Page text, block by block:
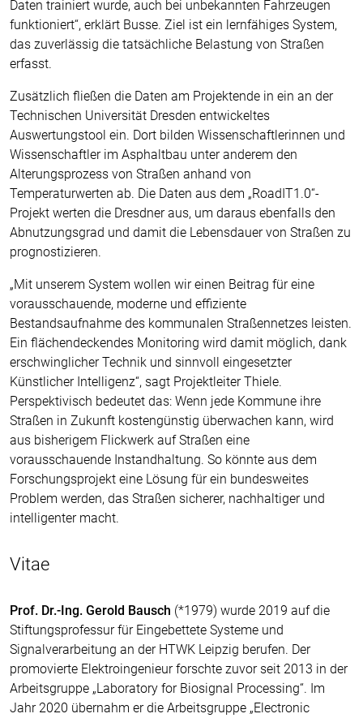
Daten trainiert wurde, auch bei unbekannten Fahrzeugen
funktioniert“, erklärt Busse. Ziel ist ein lernfähiges System,
das zuverlässig die tatsächliche Belastung von Straßen
erfasst.
Zusätzlich fließen die Daten am Projektende in ein an der
Technischen Universität Dresden entwickeltes
Auswertungstool ein. Dort bilden Wissenschaftlerinnen und
Wissenschaftler im Asphaltbau unter anderem den
Alterungsprozess von Straßen anhand von
Temperaturwerten ab. Die Daten aus dem „RoadIT1.0“-
Projekt werten die Dresdner aus, um daraus ebenfalls den
Abnutzungsgrad und damit die Lebensdauer von Straßen zu
prognostizieren.
„Mit unserem System wollen wir einen Beitrag für eine
vorausschauende, moderne und effiziente
Bestandsaufnahme des kommunalen Straßennetzes leisten.
Ein flächendeckendes Monitoring wird damit möglich, dank
erschwinglicher Technik und sinnvoll eingesetzter
Künstlicher Intelligenz“, sagt Projektleiter Thiele.
Perspektivisch bedeutet das: Wenn jede Kommune ihre
Straßen in Zukunft kostengünstig überwachen kann, wird
aus bisherigem Flickwerk auf Straßen eine
vorausschauende Instandhaltung. So könnte aus dem
Forschungsprojekt eine Lösung für ein bundesweites
Problem werden, das Straßen sicherer, nachhaltiger und
intelligenter macht.
Vitae
Prof. Dr.-Ing. Gerold Bausch (*1979) wurde 2019 auf die
Stiftungsprofessur für Eingebettete Systeme und
Signalverarbeitung an der HTWK Leipzig berufen. Der
promovierte Elektroingenieur forschte zuvor seit 2013 in der
Arbeitsgruppe „Laboratory for Biosignal Processing“. Im
Jahr 2020 übernahm er die Arbeitsgruppe „Electronic